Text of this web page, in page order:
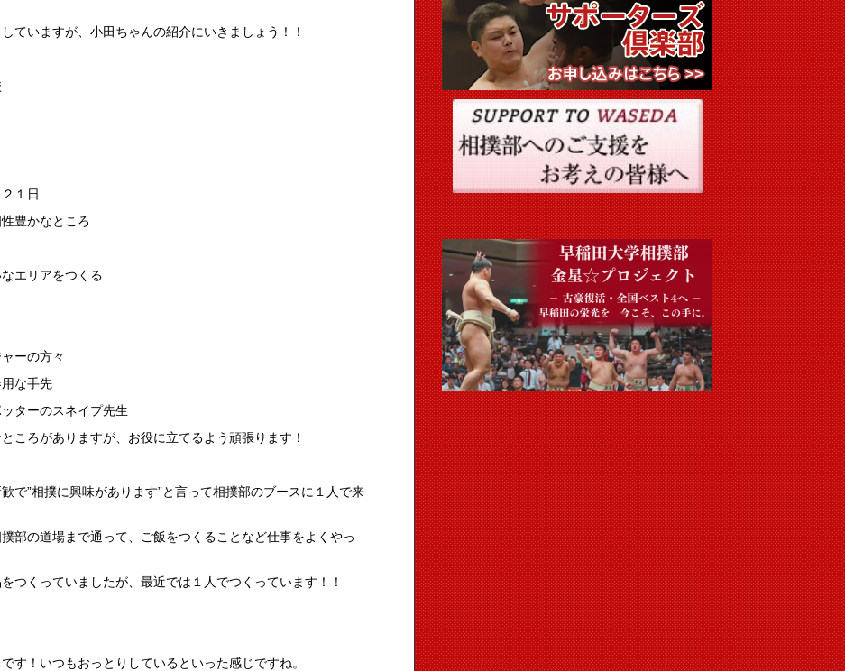
ていますが、小田ちゃんの紹介にいきましょう！！
１日
豊かなところ
エリアをつくる
ーの方々
な手先
ターのスネイプ先生
ろがありますが、お役に立てるよう頑張ります！
で”相撲に興味があります”と言って相撲部のブースに１人で来
部の道場まで通って、ご飯をつくることなど仕事をよくやっ
つくっていましたが、最近では１人でつくっています！！
す！いつもおっとりしているといった感じですね。